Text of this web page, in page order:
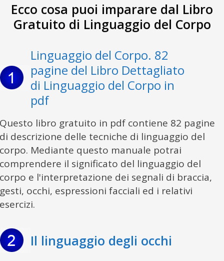
Ecco cosa puoi imparare dal Libro
Gratuito di Linguaggio del Corpo
Linguaggio del Corpo. 82
pagine del Libro Dettagliato
di Linguaggio del Corpo in
pdf
Questo libro gratuito in pdf contiene 82 pagine
di descrizione delle tecniche di linguaggio del
corpo. Mediante questo manuale potrai
comprendere il significato del linguaggio del
corpo e l'interpretazione dei segnali di braccia,
gesti, occhi, espressioni facciali ed i relativi
esercizi.
Il linguaggio degli occhi